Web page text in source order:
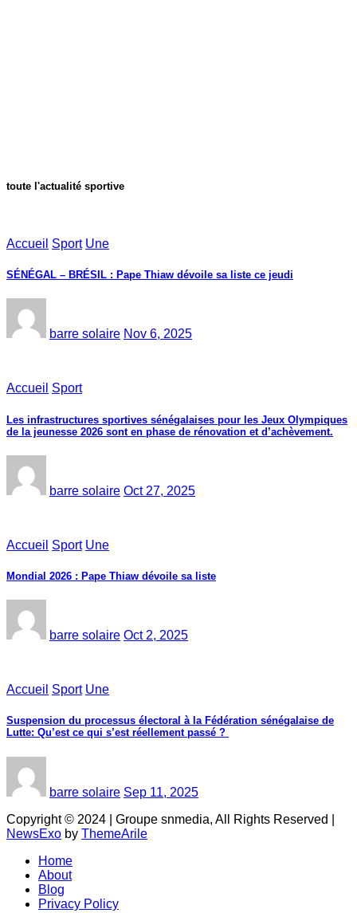
toute l'actualité sportive
Accueil Sport Une
SÉNÉGAL – BRÉSIL : Pape Thiaw dévoile sa liste ce jeudi
barre solaire Nov 6, 2025
Accueil Sport
Les infrastructures sportives sénégalaises pour les Jeux Olympiques
de la jeunesse 2026 sont en phase de rénovation et d’achèvement.
barre solaire Oct 27, 2025
Accueil Sport Une
Mondial 2026 : Pape Thiaw dévoile sa liste
barre solaire Oct 2, 2025
Accueil Sport Une
‎Suspension du processus électoral à la Fédération sénégalaise de
Lutte: Qu’est ce qui s’est réellement passé ? ‎‎
barre solaire Sep 11, 2025
Copyright © 2024 | Groupe snmedia, All Rights Reserved
NewsExo by ThemeArile
Home
About
Blog
Privacy Policy